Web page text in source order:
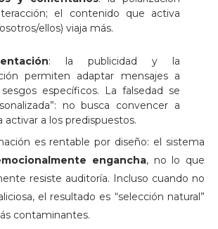
el contenido que activa
ellos) viaja más.
: la publicidad y la
permiten adaptar mensajes a
específicos. La falsedad se
no busca convencer a
activar a los predispuestos.
es rentable por diseño: el sistema
engancha, no lo que
resiste auditoría. Incluso cuando no
el resultado es “selección natural”
contaminantes.